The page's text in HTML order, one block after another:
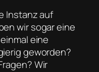
Instanz auf
wir sogar eine
eine
geworden?
Wir